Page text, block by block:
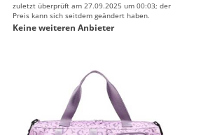
zuletzt überprüft am 27.09.2025 um 00:03; der
Preis kann sich seitdem geändert haben.
Keine weiteren Anbieter